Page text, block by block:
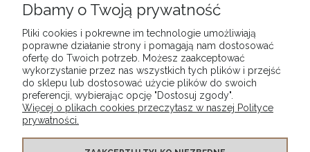
INFORMACJE
O NAS
Dbamy o Twoją prywatność
Pliki cookies i pokrewne im technologie umożliwiają
poprawne działanie strony i pomagają nam dostosować
ofertę do Twoich potrzeb. Możesz zaakceptować
wykorzystanie przez nas wszystkich tych plików i przejść
do sklepu lub dostosować użycie plików do swoich
preferencji, wybierając opcję "Dostosuj zgody".
Więcej o plikach cookies przeczytasz w naszej Polityce
prywatności.